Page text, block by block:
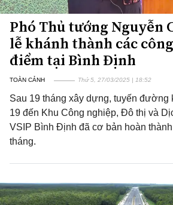
Phó Thủ tướng Nguyễn
lễ khánh thành các
điểm tại Bình Định
TOÀN CẢNH Thứ 5, 27/03/2025 | 18:52
Sau 19 tháng xây dựng, tuyến đường
19 đến Khu Công nghiệp, Đô thị và
VSIP Bình Định đã cơ bản hoàn
tháng.